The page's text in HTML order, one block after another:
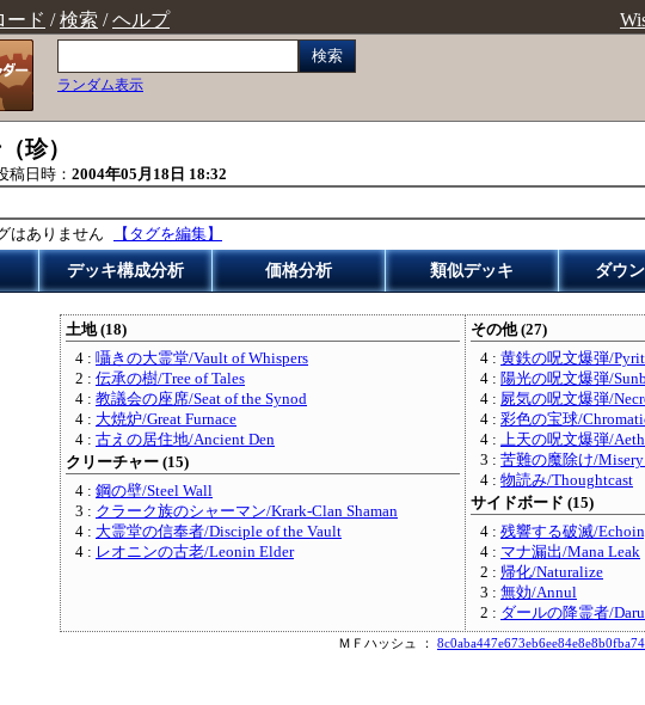
ード /検索 /ヘルプ
検索
ランダム表示
珍）
稿日時： 2004年05月18日 18:32
はありません
【タグを編集】
デッキ構成分析 価格分析 類似デッキ ダウ
土地 (18)
4 : 囁きの大霊堂/Vault of Whispers
2 : 伝承の樹/Tree of Tales
4 : 教議会の座席/Seat of the Synod
4 : 大焼炉/Great Furnace
4 : 古えの居住地/Ancient Den
クリーチャー (15)
4 : 鋼の壁/Steel Wall
3 : クラーク族のシャーマン/Krark-Clan Shaman
4 : 大霊堂の信奉者/Disciple of the Vault
4 : レオニンの古老/Leonin Elder
その他 (27)
4 : 黄鉄の呪文爆弾/
4 : 陽光の呪文爆弾/
4 : 屍気の呪文爆弾/
4 : 彩色の宝球/
4 : 上天の呪文爆弾/
3 : 苦難の魔除け/Misery
4 : 物読み/Thoughtcast
サイドボード (15)
4 : 残響する破滅/
4 : マナ漏出/Mana Leak
2 : 帰化/Naturalize
3 : 無効/Annul
2 : ダールの降霊者/
ＭＦハッシュ ：